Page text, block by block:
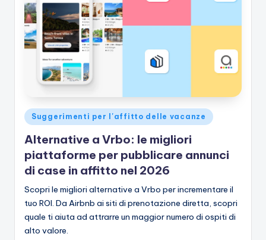
Pubblicato
Suggerimenti per l'affitto delle vacanze
Alternative a Vrbo: le migliori
piattaforme per pubblicare annunci
di case in affitto nel 2026
Scopri le migliori alternative a Vrbo per incrementare il
tuo ROI. Da Airbnb ai siti di prenotazione diretta, scopri
quale ti aiuta ad attrarre un maggior numero di ospiti di
alto valore.